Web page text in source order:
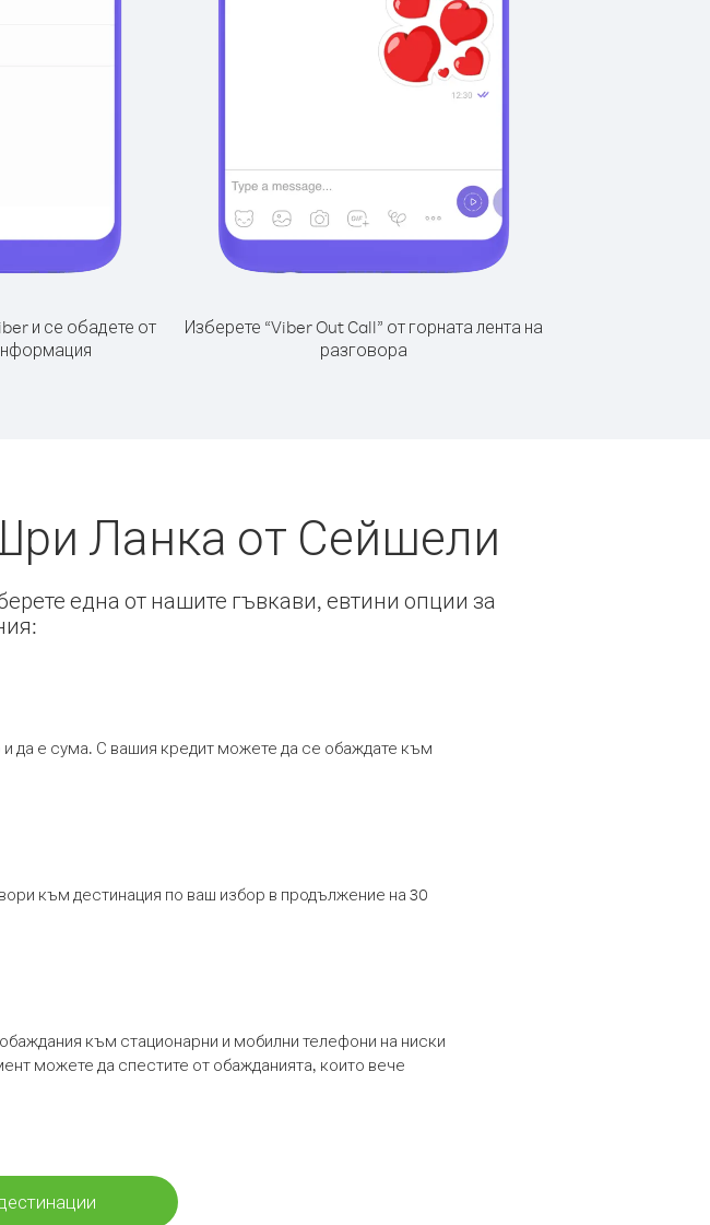
и се обадете от
Изберете “Viber Out Call” от горната лента на
разговора
Ланка от Сейшели
една от нашите гъвкави, евтини опции за
да е сума. С вашия кредит можете да се обаждате към
към дестинация по ваш избор в продължение на 30
към стационарни и мобилни телефони на ниски
можете да спестите от обажданията, които вече